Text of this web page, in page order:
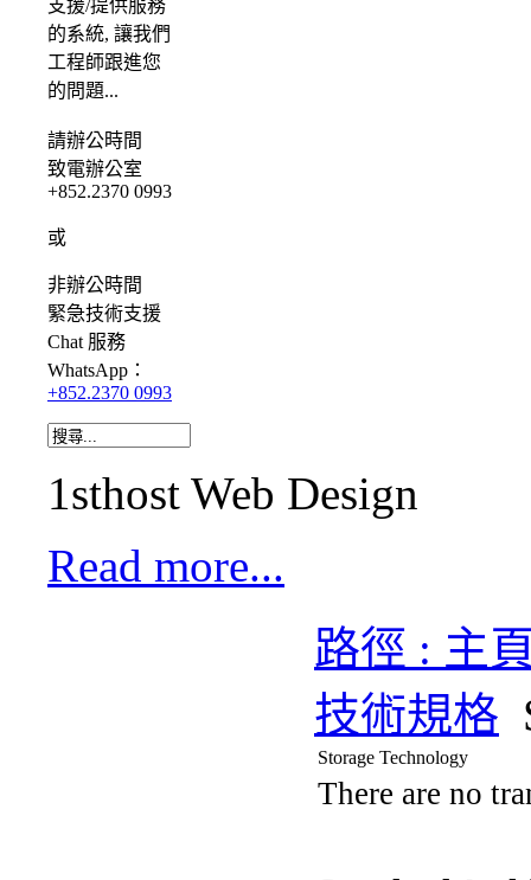
支援/提供服務
的系統, 讓我們
工程師跟進您
的問題...
請辦公時間
致電辦公室
+852.2370 0993
或
非辦公時間
緊急技術支援
Chat 服務
WhatsApp：
+852.2370 0993
1sthost Web Design
Read more...
路徑 : 主
技術規格
Storage Technology
There are no